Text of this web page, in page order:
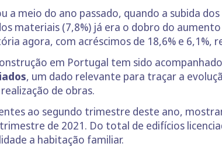
a meio do ano passado, quando a subida
materiais (7,8%) já era o dobro do
agora, com acréscimos de 18,6% e 6,1%,
em Portugal tem sido
, um dado relevante para traçar a
de obras.
ao segundo trimestre deste ano,
de 2021. Do total de edifícios
a habitação familiar.